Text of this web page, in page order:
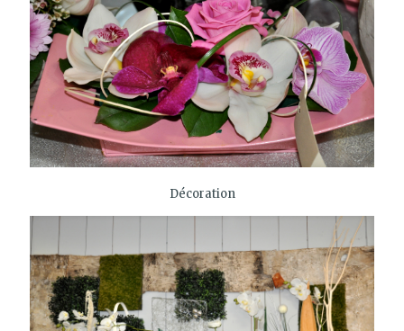
Décoration